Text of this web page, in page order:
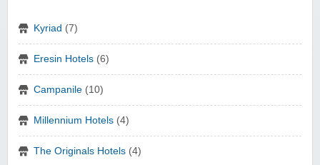
Kyriad (7)
Eresin Hotels (6)
Campanile (10)
Millennium Hotels (4)
The Originals Hotels (4)